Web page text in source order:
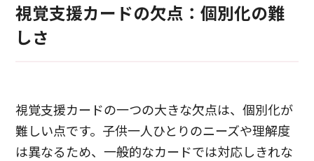
視覚支援カードの欠点：個別化の難
しさ
視覚支援カードの一つの大きな欠点は、個別化が
難しい点です。子供一人ひとりのニーズや理解度
は異なるため、一般的なカードでは対応しきれな